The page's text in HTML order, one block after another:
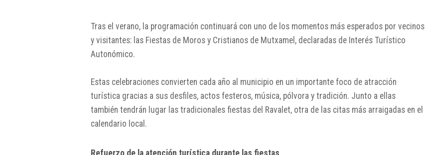
Tras el verano, la programación continuará con uno de los momentos más esperados por vecinos
y visitantes: las Fiestas de Moros y Cristianos de Mutxamel, declaradas de Interés Turístico
Autonómico.
Estas celebraciones convierten cada año al municipio en un importante foco de atracción
turística gracias a sus desfiles, actos festeros, música, pólvora y tradición. Junto a ellas
también tendrán lugar las tradicionales fiestas del Ravalet, otra de las citas más arraigadas en el
calendario local.